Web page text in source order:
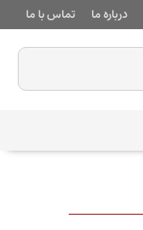
درباره ما تماس با ما